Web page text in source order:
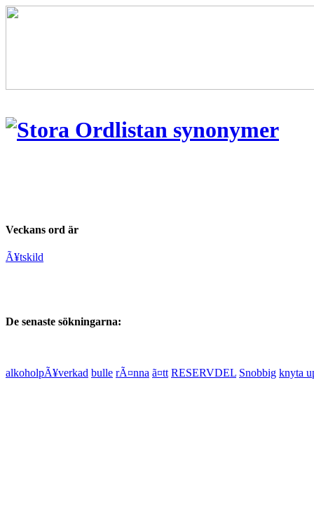
Veckans ord är
Ã¥tskild
De senaste sökningarna:
alkoholpÃ¥verkad bulle rÃ¤nna ã¤tt RESERVDEL Snobbig knyta